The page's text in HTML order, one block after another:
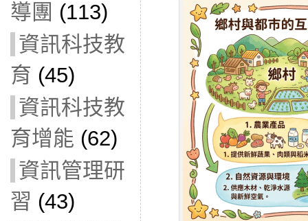
導團 (113)
資訊科技教
育 (45)
資訊科技教
育增能 (62)
資訊管理研
習 (43)